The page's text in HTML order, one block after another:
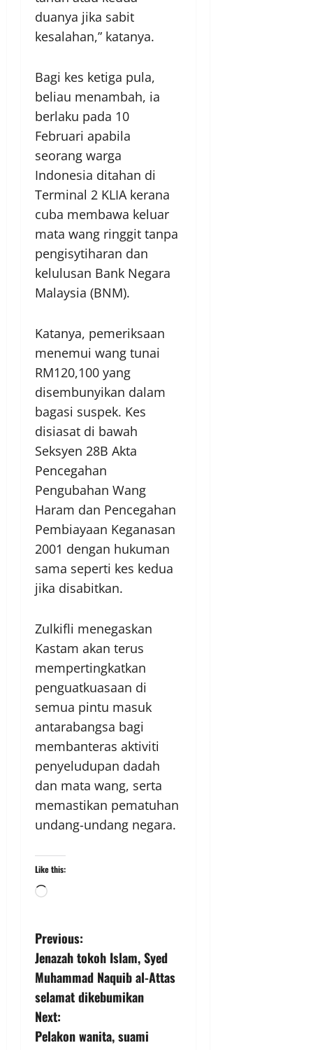
duanya jika sabit
kesalahan,” katanya.
Bagi kes ketiga pula,
beliau menambah, ia
berlaku pada 10
Februari apabila
seorang warga
Indonesia ditahan di
Terminal 2 KLIA kerana
cuba membawa keluar
mata wang ringgit tanpa
pengisytiharan dan
kelulusan Bank Negara
Malaysia (BNM).
Katanya, pemeriksaan
menemui wang tunai
RM120,100 yang
disembunyikan dalam
bagasi suspek. Kes
disiasat di bawah
Seksyen 28B Akta
Pencegahan
Pengubahan Wang
Haram dan Pencegahan
Pembiayaan Keganasan
2001 dengan hukuman
sama seperti kes kedua
jika disabitkan.
Zulkifli menegaskan
Kastam akan terus
mempertingkatkan
penguatkuasaan di
semua pintu masuk
antarabangsa bagi
membanteras aktiviti
penyeludupan dadah
dan mata wang, serta
memastikan pematuhan
undang-undang negara.
Like this:
Previous:
Jenazah tokoh Islam, Syed
Muhammad Naquib al-Attas
selamat dikebumikan
Next:
Pelakon wanita, suami